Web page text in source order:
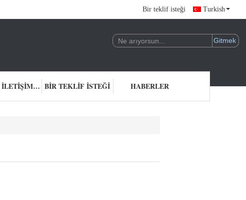
Bir teklif isteği Turkish
BIZIMLE ILETIŞIME GEÇIN BIR TEKLIF ISTEĞI HABERLER